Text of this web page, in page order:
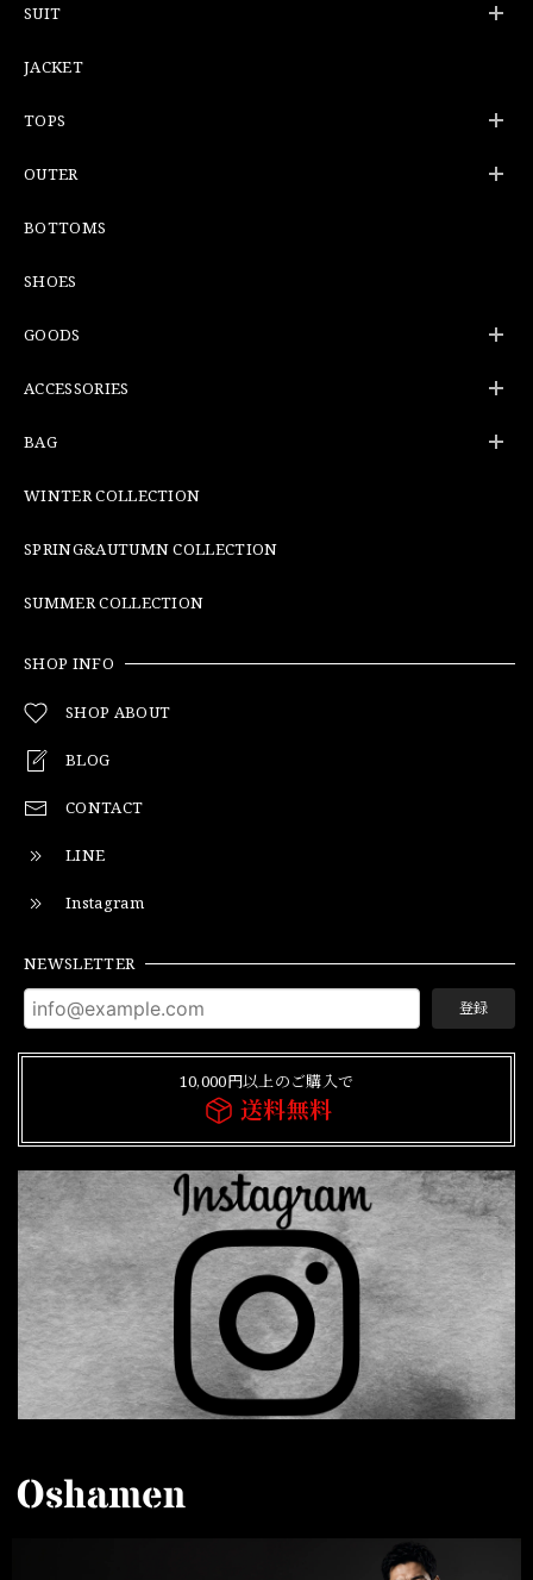
SUIT
JACKET
TOPS
OUTER
BOTTOMS
SHOES
GOODS
ACCESSORIES
BAG
WINTER COLLECTION
SPRING&AUTUMN COLLECTION
SUMMER COLLECTION
SHOP INFO
SHOP ABOUT
BLOG
CONTACT
LINE
Instagram
NEWSLETTER
登録
10,000円以上のご購入で
送料無料